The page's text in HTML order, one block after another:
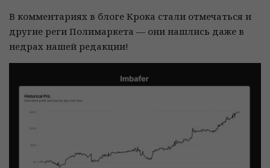
В комментариях в блоге Крока стали отмечаться и
другие реги Полимаркета — они нашлись даже в
недрах нашей редакции!